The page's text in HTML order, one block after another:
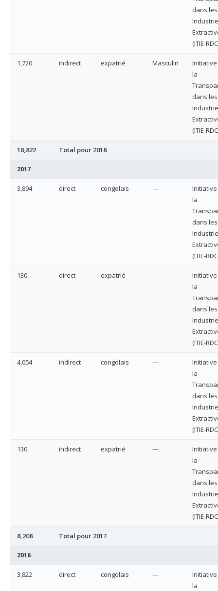
dans les
(ITIE-
1,720 indirect expatrié Masculin
la
dans les
(ITIE-
18,822 Total pour 2018
2017
3,894 direct congolais —
la
dans les
(ITIE-
130 direct expatrié —
la
dans les
(ITIE-
4,054 indirect congolais —
la
dans les
(ITIE-
130 indirect expatrié —
la
dans les
(ITIE-
8,208 Total pour 2017
2016
3,822 direct congolais —
la